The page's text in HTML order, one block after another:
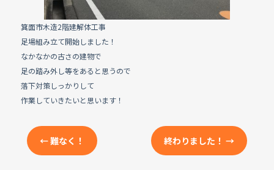
箕面市木造2階建解体工事
足場組み立て開始しました！
なかなかの古さの建物で
足の踏み外し等をあると思うので
落下対策しっかりして
作業していきたいと思います！
←難なく！ 終わりました！→